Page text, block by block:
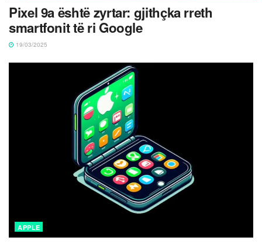
Pixel 9a është zyrtar: gjithçka rreth
smartfonit të ri Google
19/03/2025
APPLE